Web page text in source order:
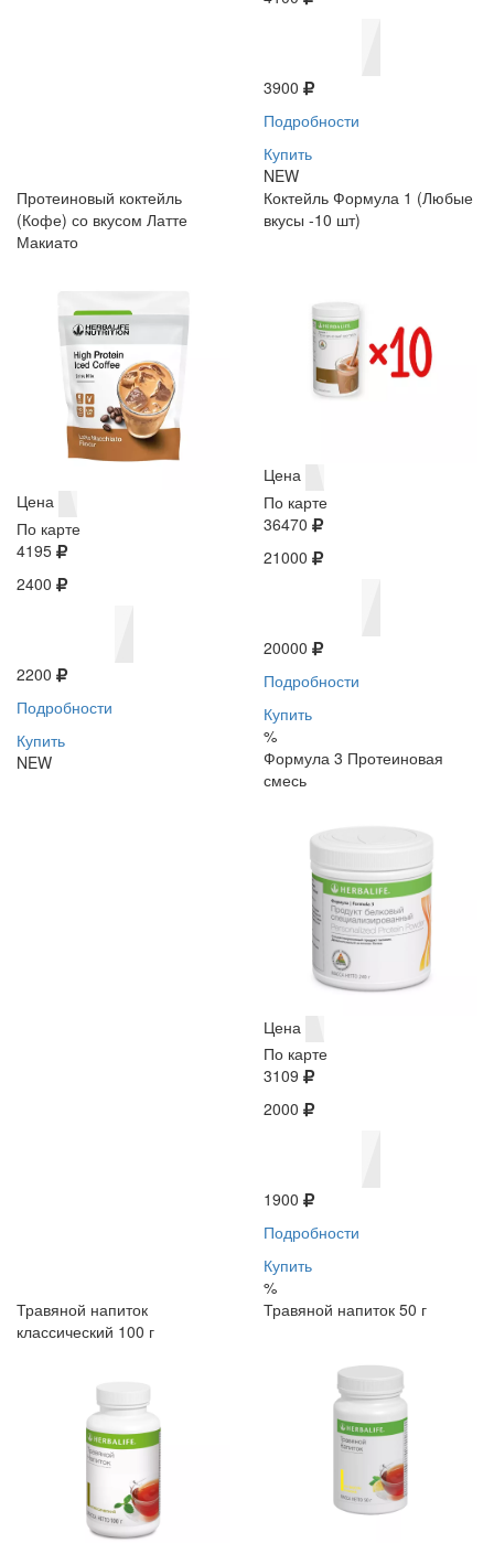
3900
Подробности
Купить
NEW
Протеиновый коктейль
(Кофе) со вкусом Латте
Макиато
Цена
По карте
4195
2400
2200
Подробности
Купить
NEW
Коктейль Формула 1 (Любые
вкусы -10 шт)
Цена
По карте
36470
21000
20000
Подробности
Купить
%
Формула 3 Протеиновая
смесь
Цена
По карте
3109
2000
1900
Подробности
Купить
%
Травяной напиток
классический 100 г
Травяной напиток 50 г